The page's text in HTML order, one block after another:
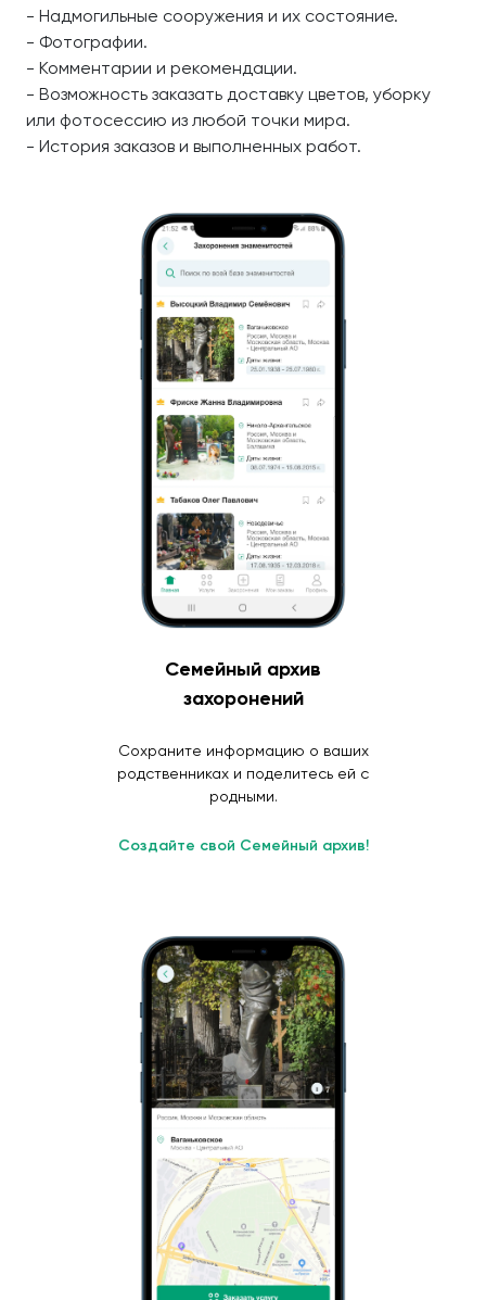
- Надмогильные сооружения и их состояние.
- Фотографии.
- Комментарии и рекомендации.
- Возможность заказать доставку цветов, уборку
или фотосессию из любой точки мира.
- История заказов и выполненных работ.
Семейный архив
захоронений
Сохраните информацию о ваших
родственниках и поделитесь ей с
родными.
Создайте свой Семейный архив!